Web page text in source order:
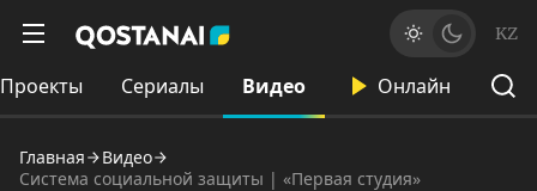
KZ
Проекты Сериалы Видео Онлайн
Главная
Видео
Система социальной защиты | «Первая студия»